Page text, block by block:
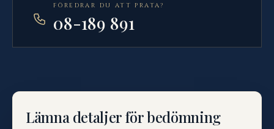
FÖREDRAR DU ATT PRATA?
08-189 891
Lämna detaljer för bedömning